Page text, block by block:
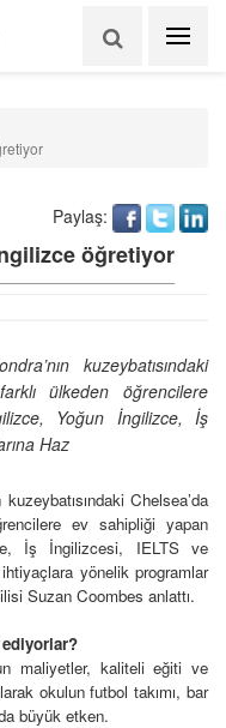
öğretiyor
Paylaş:
kuzeybatısındaki
ülkeden öğrencilere
Yoğun İngilizce, İş
Haz
Chelsea’da
ev sahipliği yapan
İş İngilizcesi, IELTS ve
ihtiyaçlara yönelik programlar
Suzan Coombes anlattı.
maliyetler, kaliteli eğiti ve
okulun futbol takımı, bar
büyük etken.